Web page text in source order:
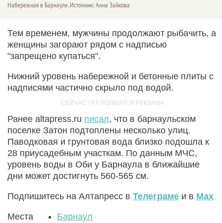
Набережная в Барнауле. Источник: Анна Зайкова
Тем временем, мужчины продолжают рыбачить, а
женщины загорают рядом с надписью
"запрещено купаться".
Нижний уровень набережной и бетонные плиты с
надписями частично скрыло под водой.
Ранее altapress.ru писал, что в барнаульском
поселке Затон подтоплены несколько улиц.
Паводковая и грунтовая вода близко подошла к
28 приусадебным участкам. По данным МЧС,
уровень воды в Оби у Барнаула в ближайшие
дни может достигнуть 560-565 см.
Подпишитесь на Алтапресс в Телеграме и в Max
Места Барнаул